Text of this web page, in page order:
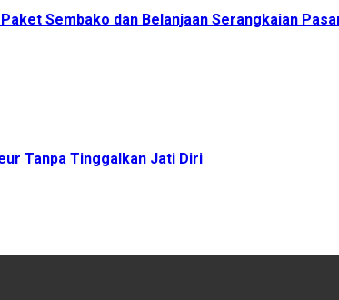
Sembako dan Belanjaan Serangkaian
Tanpa Tinggalkan Jati Diri